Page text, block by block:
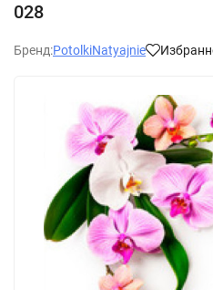
028
Бренд:PotolkiNatyajnie